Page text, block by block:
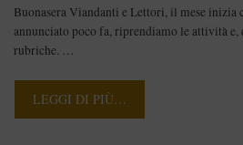
Buonasera Viandanti e Lettori, il mese inizia
annunciato poco fa, riprendiamo le attività e,
rubriche. …
LEGGI DI PIÙ…